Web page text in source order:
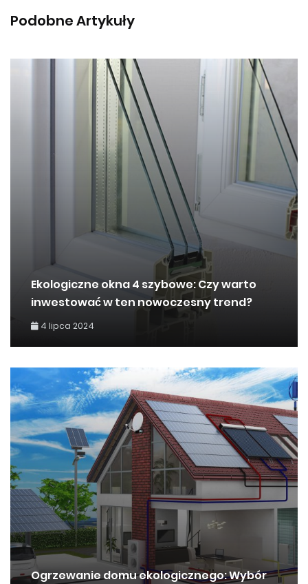
Podobne Artykuły
Ekologiczne okna 4 szybowe: Czy warto
inwestować w ten nowoczesny trend?
4 lipca 2024
Ogrzewanie domu ekologicznego: Wybór